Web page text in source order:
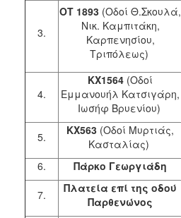
3.
ΟΤ 1893 (Οδοί Θ.Σκουλά,
Νικ. Καμπιτάκη,
Καρπενησίου,
Τριπόλεως)
4.
KX1564 (Οδοί
Εμμανουήλ Κατσιγάρη,
Ιωσήφ Βρυενίου)
5. KX563 (Οδοί Μυρτιάς,
Κασταλίας)
6. Πάρκο Γεωργιάδη
7.
Πλατεία επί της οδού
Παρθενώνος